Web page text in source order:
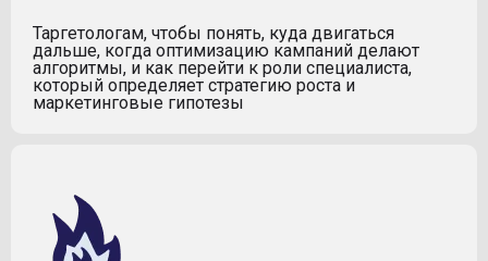
Таргетологам, чтобы понять, куда двигаться
дальше, когда оптимизацию кампаний делают
алгоритмы, и как перейти к роли специалиста,
который определяет стратегию роста и
маркетинговые гипотезы